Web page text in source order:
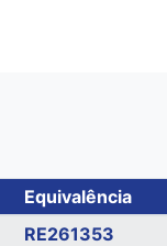
Equivalência
RE261353